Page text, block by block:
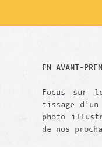
EN AVANT-
Focus sur
tissage
photo
de nos